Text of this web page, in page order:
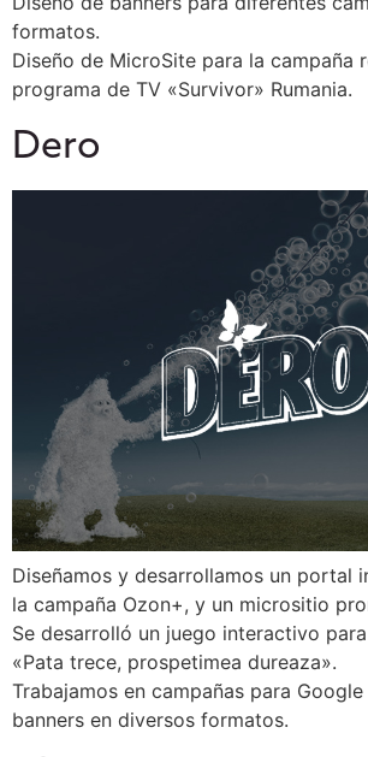
formatos.
Diseño de MicroSite para la campaña
programa de TV «Survivor» Rumania.
Dero
Diseñamos y desarrollamos un portal
la campaña Ozon+, y un micrositio
Se desarrolló un juego interactivo
«Pata trece, prospetimea dureaza».
Trabajamos en campañas para
banners en diversos formatos.